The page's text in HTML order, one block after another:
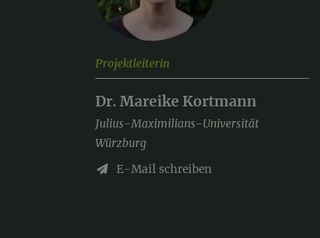
Projektleiterin
Dr. Mareike Kortmann
Julius-Maximilians-Universität
Würzburg
E-Mail schreiben